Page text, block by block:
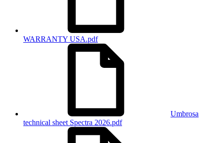
WARRANTY USA.pdf
Umbrosa
technical sheet Spectra 2026.pdf